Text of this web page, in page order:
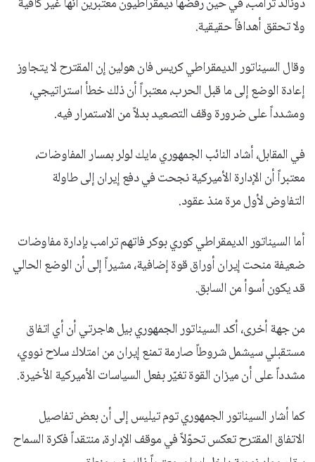
دونالد ترامب، في حين رفضها ديمقراطيون معتبرين أنها غير كافية
ولا تحقق أهدافاً حقيقية.
وقال السيناتور الديمقراطي كريس فان هولين إن المقترح لا يتجاوز
إعادة الوضع إلى ما قبل الحرب، معتبراً أن ذلك خطأ استراتيجي،
ومشدداً على ضرورة وقف التصعيد بدلاً من الاستمرار فيه.
في المقابل، أشاد النائب الجمهوري مايك لولر بمسار المفاوضات،
معتبراً أن الإدارة الأميركية نجحت في دفع إيران إلى طاولة
التفاوض لأول مرة منذ عقود.
أما السيناتور الديمقراطي كوري بوكر فاتهم ترامب بإدارة مفاوضات
ضعيفة منحت إيران أوراق قوة إضافية، مشيراً إلى أن الوضع الحالي
قد يكون أسوأ من السابق.
من جهة أخرى، أكد السيناتور الجمهوري بيل هاجرتي أن أي اتفاق
مستقبلي سيشمل شروطاً صارمة تمنع إيران من امتلاك سلاح نووي،
مشدداً على أن ميزان القوة تغيّر بفعل السياسات الأميركية الأخيرة.
كما أشار السيناتور الجمهوري توم تيليس إلى أن بعض تفاصيل
الاتفاق المقترح تعكس تحوّلاً في موقف الإدارة، منتقداً فكرة السماح